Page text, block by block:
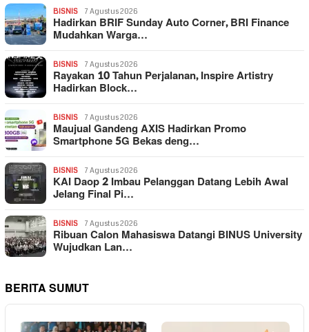
BISNIS 7 Agustus 2026
Hadirkan BRIF Sunday Auto Corner, BRI Finance
Mudahkan Warga…
BISNIS 7 Agustus 2026
Rayakan 10 Tahun Perjalanan, Inspire Artistry
Hadirkan Block…
BISNIS 7 Agustus 2026
Maujual Gandeng AXIS Hadirkan Promo
Smartphone 5G Bekas deng…
BISNIS 7 Agustus 2026
KAI Daop 2 Imbau Pelanggan Datang Lebih Awal
Jelang Final Pi…
BISNIS 7 Agustus 2026
Ribuan Calon Mahasiswa Datangi BINUS University
Wujudkan Lan…
BERITA SUMUT